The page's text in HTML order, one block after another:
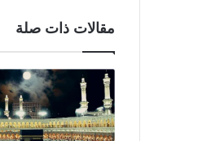
مقالات ذات صلة